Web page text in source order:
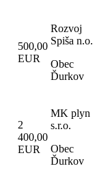
500,00
EUR
Rozvoj
Spiša n.o.
Obec
Ďurkov
2
400,00
EUR
MK plyn
s.r.o.
Obec
Ďurkov